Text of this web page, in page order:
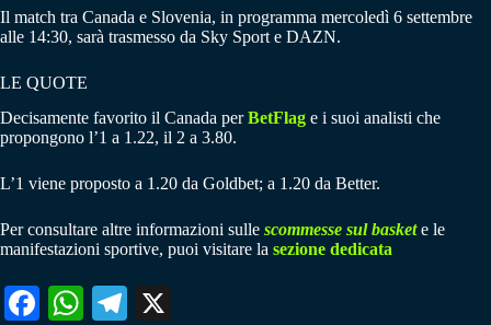
Il match tra Canada e Slovenia, in programma mercoledì 6 settembre
alle 14:30, sarà trasmesso da Sky Sport e DAZN.
LE QUOTE
Decisamente favorito il Canada perBetFlag e i suoi analisti che
propongono l’1 a 1.22, il 2 a 3.80.
L’1 viene proposto a 1.20 da Goldbet; a 1.20 da Better.
Per consultare altre informazioni sulle scommesse sul baskete le
manifestazioni sportive, puoi visitare la sezione dedicata
Fa W
Te